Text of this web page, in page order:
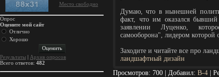
Место свободно
Опрос
Оцените мой сайт
Отлично
Хорошо
Результаты | Архив опросов
Всего ответов: 482
Думаю, что в нынешней
факт, что им оказался
заявлении Луценко,
самооборона", лидером которой
Заходите и читайте все про
ландшафтный дизайн
Просмотров: 700 | Добавил: B-4